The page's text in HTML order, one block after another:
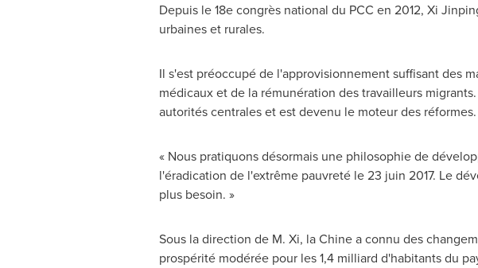
Depuis le 18e congrès national du PCC en 2012, Xi
urbaines et rurales.
Il s'est préoccupé de l'approvisionnement suffisant des
médicaux et de la rémunération des travailleurs
autorités centrales et est devenu le moteur des réformes.
« Nous pratiquons désormais une philosophie de
l'éradication de l'extrême pauvreté le 23 juin 2017. Le
plus besoin. »
Sous la direction de M. Xi, la Chine a connu des
prospérité modérée pour les 1,4 milliard d'habitants du